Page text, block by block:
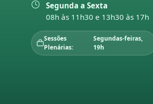
Segunda a Sexta
08h às 11h30 e 13h30 às 17h
Sessões
Plenárias:
Segundas-feiras,
19h